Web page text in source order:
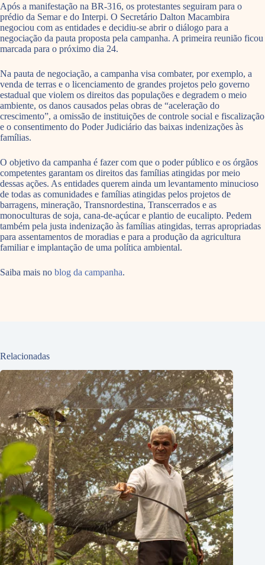
Após a manifestação na BR-316, os protestantes seguiram para o
prédio da Semar e do Interpi. O Secretário Dalton Macambira
negociou com as entidades e decidiu-se abrir o diálogo para a
negociação da pauta proposta pela campanha. A primeira reunião ficou
marcada para o próximo dia 24.
Na pauta de negociação, a campanha visa combater, por exemplo, a
venda de terras e o licenciamento de grandes projetos pelo governo
estadual que violem os direitos das populações e degradem o meio
ambiente, os danos causados pelas obras de “aceleração do
crescimento”, a omissão de instituições de controle social e fiscalização
e o consentimento do Poder Judiciário das baixas indenizações às
famílias.
O objetivo da campanha é fazer com que o poder público e os órgãos
competentes garantam os direitos das famílias atingidas por meio
dessas ações. As entidades querem ainda um levantamento minucioso
de todas as comunidades e famílias atingidas pelos projetos de
barragens, mineração, Transnordestina, Transcerrados e as
monoculturas de soja, cana-de-açúcar e plantio de eucalipto. Pedem
também pela justa indenização às famílias atingidas, terras apropriadas
para assentamentos de moradias e para a produção da agricultura
familiar e implantação de uma política ambiental.
Saiba mais no blog da campanha.
Relacionadas